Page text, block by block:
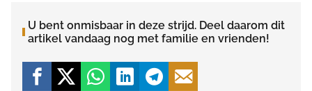
U bent onmisbaar in deze strijd. Deel daarom dit
artikel vandaag nog met familie en vrienden!